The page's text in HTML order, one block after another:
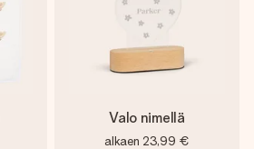
Valo nimellä
alkaen 23,99 €